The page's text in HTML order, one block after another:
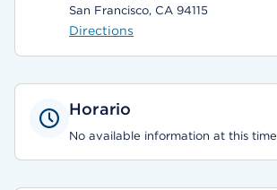
San Francisco, CA 94115
Directions
Horario
No available information at this time